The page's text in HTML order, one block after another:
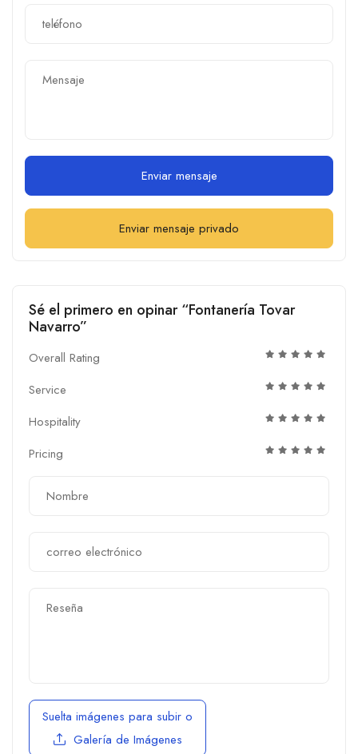
Enviar mensaje
Enviar mensaje privado
Sé el primero en opinar “Fontanería Tovar
Navarro”
Overall Rating
Service
Hospitality
Pricing
Suelta imágenes para subir o
Galería de Imágenes